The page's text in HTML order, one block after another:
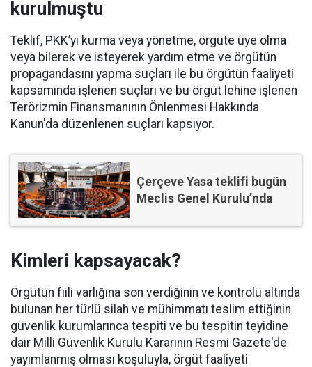
kurulmuştu
Teklif, PKK’yi kurma veya yönetme, örgüte üye olma
veya bilerek ve isteyerek yardım etme ve örgütün
propagandasını yapma suçları ile bu örgütün faaliyeti
kapsamında işlenen suçları ve bu örgüt lehine işlenen
Terörizmin Finansmanının Önlenmesi Hakkında
Kanun'da düzenlenen suçları kapsıyor.
Çerçeve Yasa teklifi bugün
Meclis Genel Kurulu’nda
Kimleri kapsayacak?
Örgütün fiili varlığına son verdiğinin ve kontrolü altında
bulunan her türlü silah ve mühimmatı teslim ettiğinin
güvenlik kurumlarınca tespiti ve bu tespitin teyidine
dair Milli Güvenlik Kurulu Kararının Resmi Gazete'de
yayımlanmış olması koşuluyla, örgüt faaliyeti